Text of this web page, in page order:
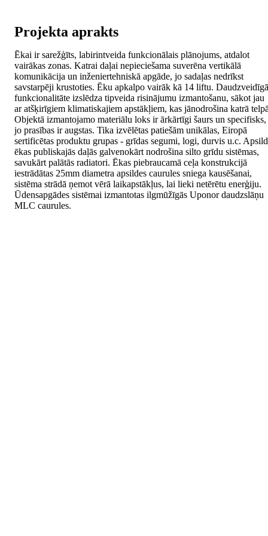
Projekta aprakts
Ēkai ir sarežģīts, labirintveida funkcionālais plānojums, atdalot
vairākas zonas. Katrai daļai nepieciešama suverēna vertikālā
komunikācija un inženiertehniskā apgāde, jo sadaļas nedrīkst
savstarpēji krustoties. Ēku apkalpo vairāk kā 14 liftu. Daudzveidīgā
funkcionalitāte izslēdza tipveida risinājumu izmantošanu, sākot jau
ar atšķirīgiem klimatiskajiem apstākļiem, kas jānodrošina katrā
Objektā izmantojamo materiālu loks ir ārkārtīgi šaurs un specifisks,
jo prasības ir augstas. Tika izvēlētas patiešām unikālas, Eiropā
sertificētas produktu grupas - grīdas segumi, logi, durvis u.c.
ēkas publiskajās daļās galvenokārt nodrošina silto grīdu sistēmas,
savukārt palātās radiatori. Ēkas piebraucamā ceļa konstrukcijā
iestrādātas 25mm diametra apsildes caurules sniega kausēšanai,
sistēma strādā ņemot vērā laikapstākļus, lai lieki netērētu enerģiju.
Ūdensapgādes sistēmai izmantotas ilgmūžīgās Uponor daudzslāņu
MLC caurules.